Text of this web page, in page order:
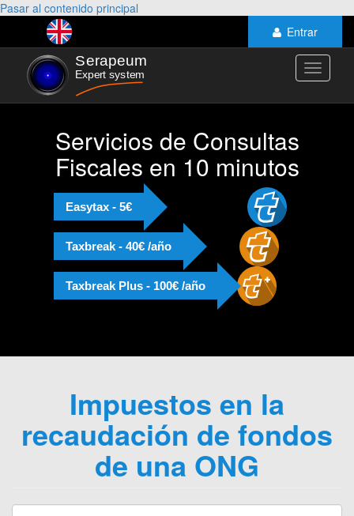
Pasar al contenido principal
Entrar
Toggle
Servicios de Consultas
Fiscales en 10 minutos
Easytax - 5€
Taxbreak - 40€ /año
Taxbreak Plus - 100€ /año
Impuestos en la
recaudación de fondos
de una ONG